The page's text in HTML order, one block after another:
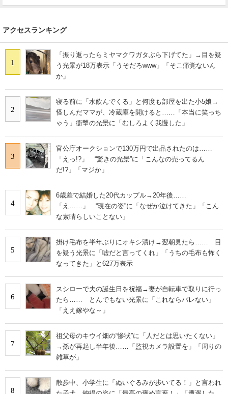
アクセスランキング
1
「振り返ったらミヤマクワガタぶら下げてた」→目を疑
う光景が18万表示「うそだろwww」「そこ痛覚ないん
か」
2
寝る前に「水飲んでくる」と何度も部屋を出た小5娘→
怪しんだママが、冷蔵庫を開けると……「本当に笑っち
ゃう」衝撃の光景に「むしろよく我慢した」
3
官公庁オークションで130万円で出品されたのは……
「えっ!?」 “驚きの光景”に「こんなの売ってるん
だ!?」「マジか」
4
6歳差で結婚した20代カップル→20年後……
「え……」 “現在の姿”に「なぜか泣けてきた」「こん
な素晴らしいことない」
5
掛け毛布を半年ぶりにオキシ漬け→翌朝見たら…… 目
を疑う光景に「嘘だと言ってくれ」「うちの毛布も怖く
なってきた」と627万表示
6
スシローで夫の誕生日を祝福→妻が自転車で取りに行っ
たら…… とんでもない光景に「これならバレない」
「ええ嫁やな～」
7
祖父母のキウイ畑の“惨状”に「人だとは思いたくない」
→孫が再起し半年後……「監視カメラ設置を」「周りの
雑草が」
8
散歩中、小学生に「ぬいぐるみが歩いてる！」と言われ